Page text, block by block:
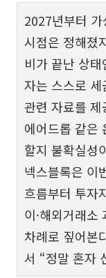
2027년부터
시점은 정해졌
비가 끝난 상
자는 스스로
관련 자료를 제
에어드롭 같은
할지 불확실성
넥스블록은 이
흐름부터 투자
이·해외거래소
차례로 짚어본
서 “정말 혼자